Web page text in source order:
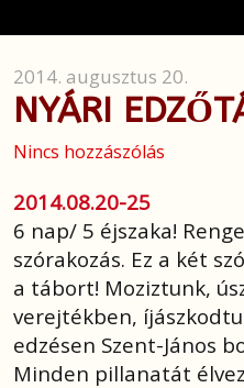
2014. augusztus 20.
NYÁRI
Nincs hozzászólás
2014.08.20-25
6 nap/ 5 éjszaka!
szórakozás. Ez a két
a tábort! Moziztunk,
verejtékben,
edzésen Szent-János
Minden pillanatát